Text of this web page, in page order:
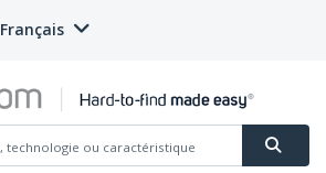
Français